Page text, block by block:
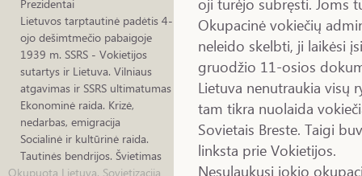
Prezidentai
Lietuvos tarptautinė padėtis 4-
ojo dešimtmečio pabaigoje
1939 m. SSRS - Vokietijos
sutartys ir Lietuva. Vilniaus
atgavimas ir SSRS ultimatumas
Ekonominė raida. Krizė,
nedarbas, emigracija
Socialinė ir kultūrinė raida.
Tautinės bendrijos. Švietimas
Okupuota Lietuva. Sovietizacija
Okupacinė vokiečių
neleido skelbti, ji laikėsi
gruodžio 11-osios
Lietuva nenutraukia visų
tam tikra nuolaida
Sovietais Breste. Taigi
linksta prie Vokietijos.
Nesulaukusi jokio